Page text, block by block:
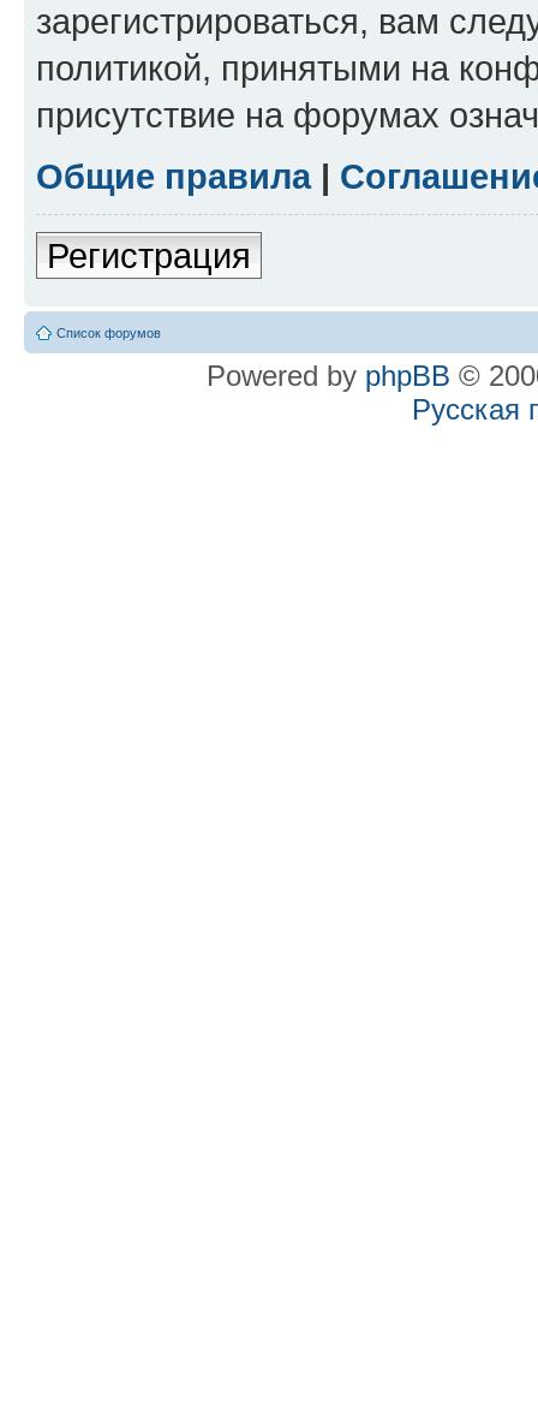
зарегистрироваться, вам
политикой, принятыми на
присутствие на форумах
Общие правила|
Регистрация
Список форумов
Powered by phpBB ©
Русская